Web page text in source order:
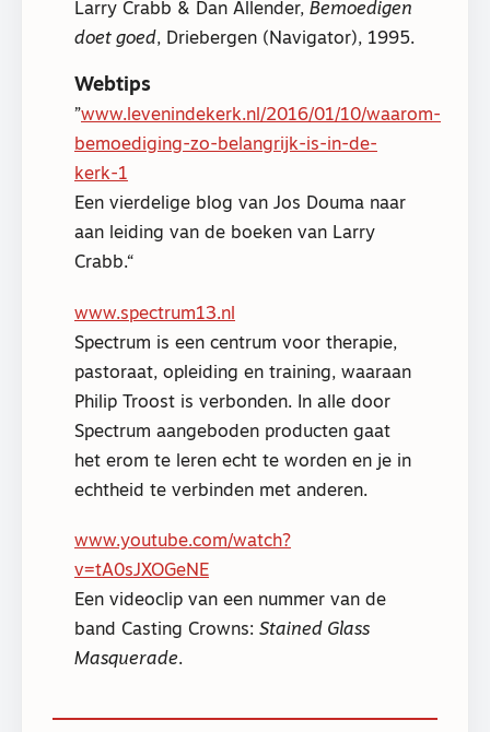
Larry Crabb & Dan Allender, Bemoedigen
doet goed, Driebergen (Navigator), 1995.
Webtips
www.levenindekerk.nl/2016/01/10/waarom-
bemoediging-zo-belangrijk-is-in-de-
kerk-1
Een vierdelige blog van Jos Douma naar
aan leiding van de boeken van Larry
Crabb.
www.spectrum13.nl
Spectrum is een centrum voor therapie,
pastoraat, opleiding en training, waaraan
Philip Troost is verbonden. In alle door
Spectrum aangeboden producten gaat
het erom te leren echt te worden en je in
echtheid te verbinden met anderen.
www.youtube.com/watch?
v=tA0sJXOGeNE
Een videoclip van een nummer van de
band Casting Crowns: Stained Glass
Masquerade.